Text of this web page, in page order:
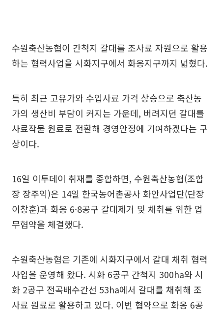
수원축산농협이 간척지 갈대를 조사료 자원으로 활용
하는 협력사업을 시화지구에서 화옹지구까지 넓혔다.
특히 최근 고유가와 수입사료 가격 상승으로 축산농
가의 생산비 부담이 커지는 가운데, 버려지던 갈대를
사료작물 원료로 전환해 경영안정에 기여하겠다는 구
상이다.
16일 이투데이 취재를 종합하면, 수원축산농협(조합
장 장주익)은 14일 한국농어촌공사 화안사업단(단장
이창훈)과 화옹 6·8공구 갈대제거 및 채취를 위한 업
무협약을 체결했다.
수원축산농협은 기존에 시화지구에서 갈대 채취 협력
사업을 운영해 왔다. 시화 6공구 간척지 300ha와 시
화 2공구 전곡배수간선 53ha에서 갈대를 채취해 조
사료 원료로 활용하고 있다. 이번 협약으로 화옹 6공